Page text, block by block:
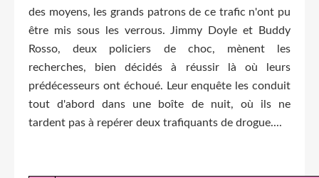
des moyens, les grands patrons de ce trafic n'ont pu
être mis sous les verrous. Jimmy Doyle et Buddy
Rosso, deux policiers de choc, mènent les
recherches, bien décidés à réussir là où leurs
prédécesseurs ont échoué. Leur enquête les conduit
tout d'abord dans une boîte de nuit, où ils ne
tardent pas à repérer deux trafiquants de drogue....